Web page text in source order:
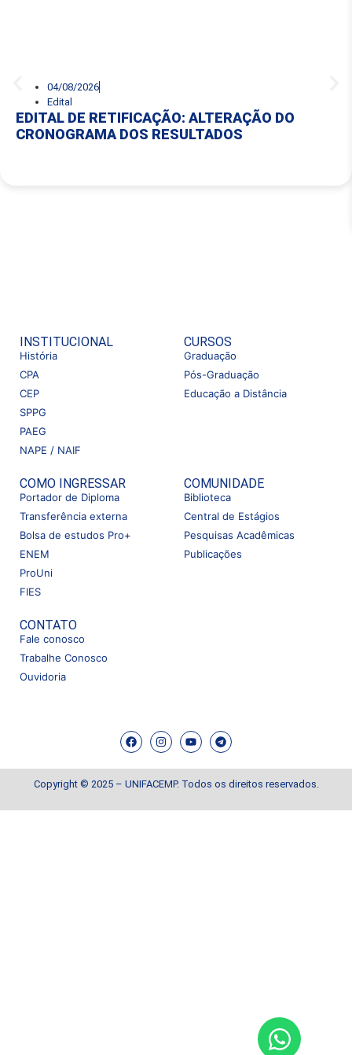
04/08/2026
Edital
EDITAL DE RETIFICAÇÃO: ALTERAÇÃO DO
CRONOGRAMA DOS RESULTADOS
INSTITUCIONAL
História
CPA
CEP
SPPG
PAEG
NAPE / NAIF
CURSOS
Graduação
Pós-Graduação
Educação a Distância
COMO INGRESSAR
Portador de Diploma
Transferência externa
Bolsa de estudos Pro+
ENEM
ProUni
FIES
COMUNIDADE
Biblioteca
Central de Estágios
Pesquisas Acadêmicas
Publicações
CONTATO
Fale conosco
Trabalhe Conosco
Ouvidoria
Copyright © 2025 – UNIFACEMP. Todos os direitos reservados.